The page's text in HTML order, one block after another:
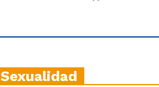
Sexualidad